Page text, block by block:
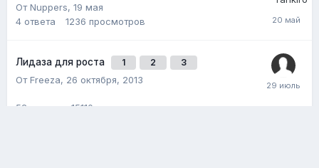
От Nuppers, 19 мая
4 ответа 1236 просмотров
Лидаза для роста 1 2 3
От Freeza, 26 октября, 2013
52 15110